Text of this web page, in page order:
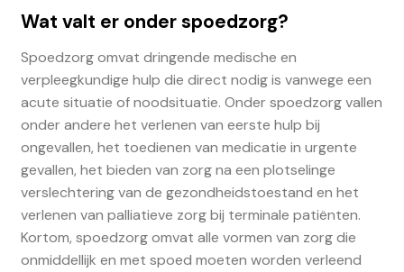
Wat valt er onder spoedzorg?
Spoedzorg omvat dringende medische en
verpleegkundige hulp die direct nodig is vanwege een
acute situatie of noodsituatie. Onder spoedzorg vallen
onder andere het verlenen van eerste hulp bij
ongevallen, het toedienen van medicatie in urgente
gevallen, het bieden van zorg na een plotselinge
verslechtering van de gezondheidstoestand en het
verlenen van palliatieve zorg bij terminale patiënten.
Kortom, spoedzorg omvat alle vormen van zorg die
onmiddellijk en met spoed moeten worden verleend